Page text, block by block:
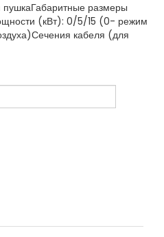
размеры
(кВт): 0/5/15 (0- режим
кабеля (для